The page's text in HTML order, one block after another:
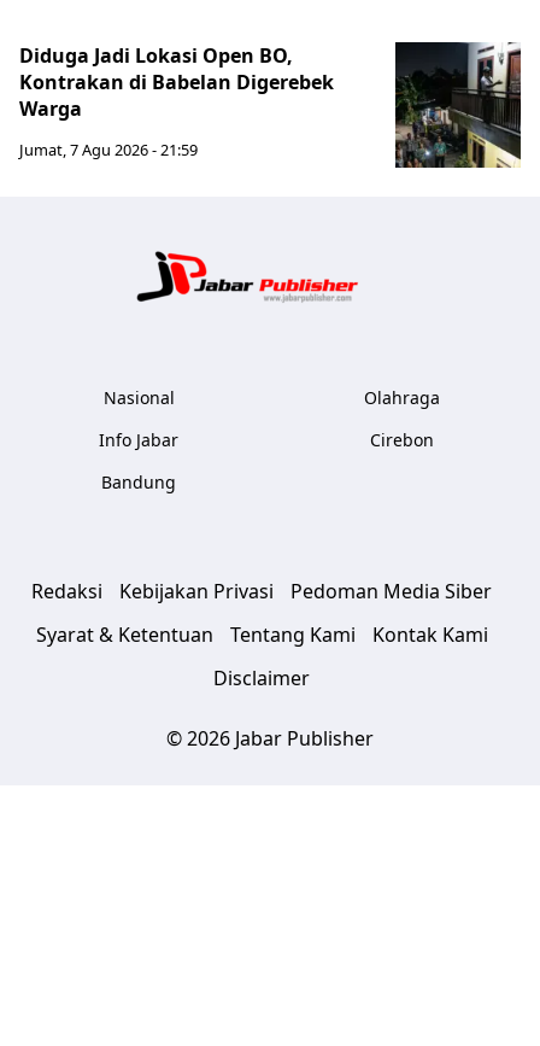
Diduga Jadi Lokasi Open BO,
Kontrakan di Babelan Digerebek
Warga
Jumat, 7 Agu 2026 - 21:59
Nasional
Info Jabar
Bandung
Olahraga
Cirebon
Redaksi Kebijakan Privasi
Pedoman Media Siber
Syarat & Ketentuan
Tentang Kami
Kontak Kami
Disclaimer
© 2026 Jabar Publisher